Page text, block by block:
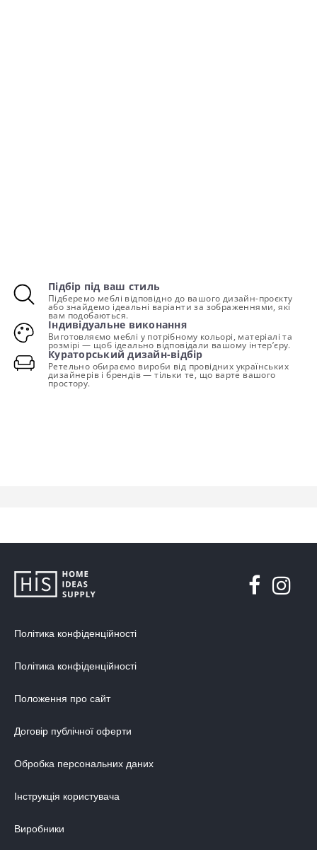
Підбір під ваш стиль
Підберемо меблі відповідно до вашого дизайн-проєкту
або знайдемо ідеальні варіанти за зображеннями, які
вам подобаються.
Індивідуальне виконання
Виготовляємо меблі у потрібному кольорі, матеріалі та
розмірі — щоб ідеально відповідали вашому інтер’єру.
Кураторський дизайн-відбір
Ретельно обираємо вироби від провідних українських
дизайнерів і брендів — тільки те, що варте вашого
простору.
Політика конфіденційності
Політика конфіденційності
Положення про сайт
Договір публічної оферти
Обробка персональних даних
Інструкція користувача
Виробники